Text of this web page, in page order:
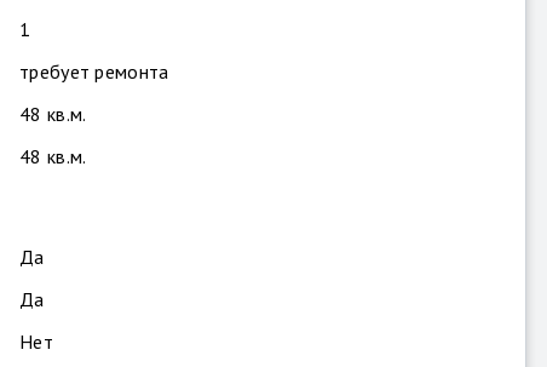
1
требует ремонта
48 кв.м.
48 кв.м.
Да
Да
Нет